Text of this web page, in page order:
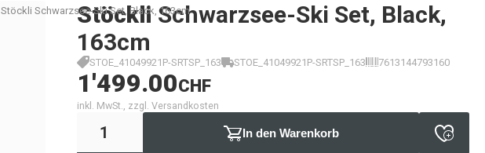
Stöckli Schwarzsee-Ski Set, Black, 163cm
Stöckli Schwarzsee-Ski Set, Black,
163cm
STOE_41049921P-SRTSP_163 STOE_41049921P-SRTSP_163 7613144793160
1'499.00CHF
inkl. MwSt., zzgl. Versandkosten
In den Warenkorb